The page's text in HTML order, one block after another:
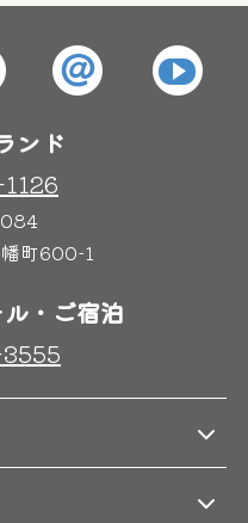
グルメ
ンド
町600-1
・ご宿泊